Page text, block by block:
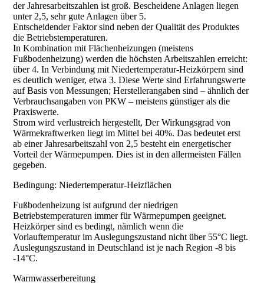
der Jahresarbeitszahlen ist groß. Bescheidene Anlagen liegen
unter 2,5, sehr gute Anlagen über 5.
Entscheidender Faktor sind neben der Qualität des Produktes
die Betriebstemperaturen.
In Kombination mit Flächenheizungen (meistens
Fußbodenheizung) werden die höchsten Arbeitszahlen erreicht:
über 4. In Verbindung mit Niedertemperatur-Heizkörpern sind
es deutlich weniger, etwa 3. Diese Werte sind Erfahrungswerte
auf Basis von Messungen; Herstellerangaben sind – ähnlich der
Verbrauchsangaben von PKW – meistens günstiger als die
Praxiswerte.
Strom wird verlustreich hergestellt, Der Wirkungsgrad von
Wärmekraftwerken liegt im Mittel bei 40%. Das bedeutet erst
ab einer Jahresarbeitszahl von 2,5 besteht ein energetischer
Vorteil der Wärmepumpen. Dies ist in den allermeisten Fällen
gegeben.
Bedingung: Niedertemperatur-Heizflächen
Fußbodenheizung ist aufgrund der niedrigen
Betriebstemperaturen immer für Wärmepumpen geeignet.
Heizkörper sind es bedingt, nämlich wenn die
Vorlauftemperatur im Auslegungszustand nicht über 55°C liegt.
Auslegungszustand in Deutschland ist je nach Region -8 bis
-14°C.
Warmwasserbereitung